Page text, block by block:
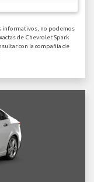
informativos, no podemos
de Chevrolet Spark
con la compañía de